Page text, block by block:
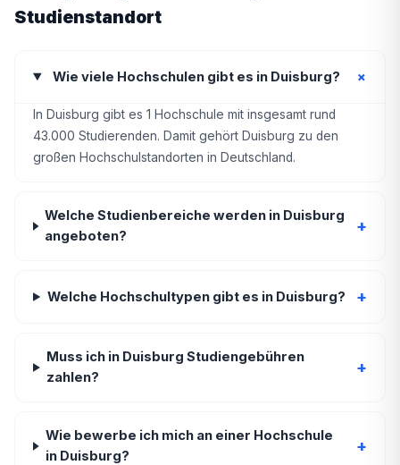
Studienstandort
Wie viele Hochschulen gibt es in Duisburg? +
In Duisburg gibt es 1 Hochschule mit insgesamt rund
43.000 Studierenden. Damit gehört Duisburg zu den
großen Hochschulstandorten in Deutschland.
Welche Studienbereiche werden in Duisburg
angeboten?
+
Welche Hochschultypen gibt es in Duisburg? +
Muss ich in Duisburg Studiengebühren
zahlen?
+
Wie bewerbe ich mich an einer Hochschule
in Duisburg?
+